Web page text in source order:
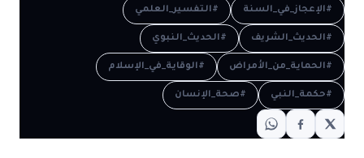
#الإعجاز_في_السنة #التفسير_العلمي
#الحديث_الشريف #الحديث_النبوي
#الحماية_من_الأمراض #الوقاية_في_الإسلام
#حكمة_النبي #صحة_الإنسان